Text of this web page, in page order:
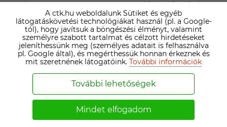
Keress,Hívj,és randizzunk
már holnap, vagy még
ma! Én
fiatalos,humoros,hűséges,dolgos,a
nőt értékelő,és a női
munkát is elismerő,belül
érzéki,és érzékeny férfi
vagyok,aki tud szeretni,és
megbecsülni.Találkozzunk,és
éljük le együtt boldogan
az életünket. Nem
szeretnék csak levelezni!
A ctk.hu weboldalunk Sütiket és egyéb
látogatáskövetési technológiákat használ (pl. a Google-
tól), hogy javítsuk a böngészési élményt, valamint
személyre szabott tartalmat és célzott hirdetéseket
jeleníthessünk meg (személyes adatait is felhasználva
pl. Google által), és megérthessük honnan érkeznek és
mit szeretnének látogatóink. További információk
További lehetőségek
Mindet elfogadom